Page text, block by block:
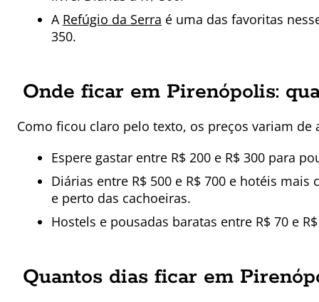
A Refúgio da Serra é uma das favoritas
350.
Onde ficar em Pirenópolis:
Como ficou claro pelo texto, os preços variam
Espere gastar entre R$ 200 e R$ 300 para
Diárias entre R$ 500 e R$ 700 e hotéis
e perto das cachoeiras.
Hostels e pousadas baratas entre R$ 70 e
Quantos dias ficar em